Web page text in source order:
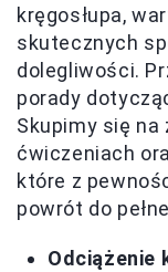
kręgosłupa,
skutecznych
dolegliwości.
porady
Skupimy się
ćwiczeniach
które z
powrót do
Odciążenie